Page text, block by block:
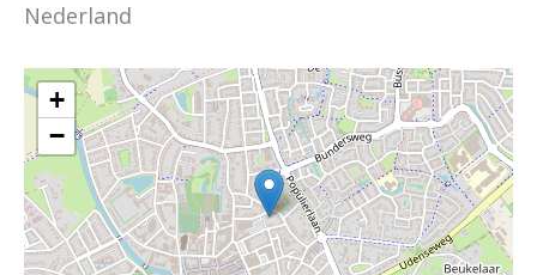
Nederland
+
−